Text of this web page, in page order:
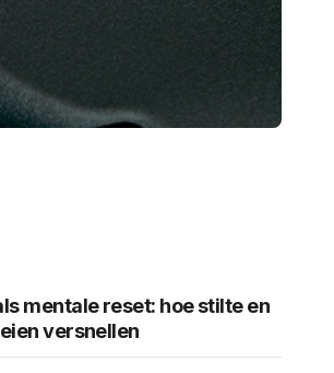
mentale reset: hoe stilte en
versnellen